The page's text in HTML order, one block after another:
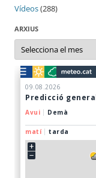
Vídeos(288)
ARXIUS
Arxius